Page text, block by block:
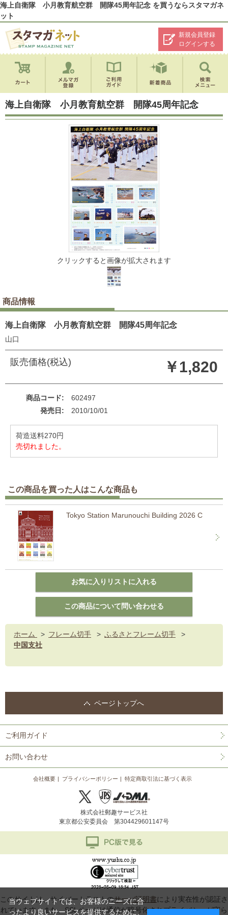
海上自衛隊 小月教育航空群 開隊45周年記念 を買うならスタマガネ
ット
新規会員登録
ログインする
海上自衛隊 小月教育航空群 開隊45周年記念
クリックすると画像が拡大されます
商品情報
海上自衛隊 小月教育航空群 開隊45周年記念
山口
販売価格(税込) ￥1,820
商品コード
602497
発売日
2010/10/01
荷造送料270円
売切れました。
この商品を買った人はこんな商品も
Tokyo Station Marunouchi Building 2026 C
ホーム > フレーム切手 > ふるさとフレーム切手
>
中国支社
ページトップへ
ご利用ガイド
お問い合わせ
会社概要 プライバシーポリシー 特定商取引法に基づく表示
株式会社郵趣サービス社
東京都公安委員会 第304429601147号
このサイトは、サイバートラストのサーバ証明書により実在性が認証さ
れています。また、SSLページは通信が暗号化されプライバシーが守ら
当ウェブサイトでは、お客様のニーズに合
ったより良いサービスを提供するために、